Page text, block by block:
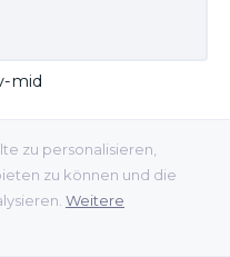
zu personalisieren,
zu können und die
Weitere
mid